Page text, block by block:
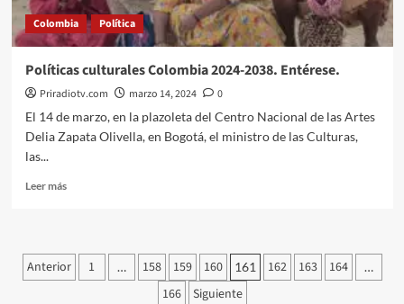
Prosperidad
Social.
Colombia Política
Políticas culturales Colombia 2024-2038. Entérese.
Priradiotv.com marzo 14, 2024
0
El 14 de marzo, en la plazoleta del Centro Nacional de las Artes
Delia Zapata Olivella, en Bogotá, el ministro de las Culturas,
las...
Leer másLeer
culturales
Colombia
Paginación
Anterior 1 … 158 159 160 161 162 163 164 …
166 Siguiente